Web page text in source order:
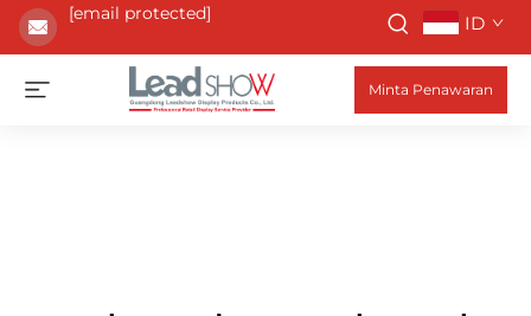
[email protected] ID
Minta Penawaran